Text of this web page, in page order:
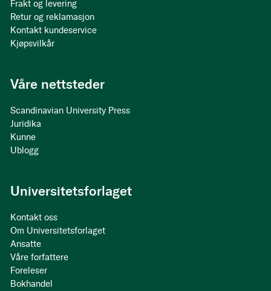
Frakt og levering
Retur og reklamasjon
Kontakt kundeservice
Kjøpsvilkår
Våre nettsteder
Scandinavian University Press
Juridika
Kunne
Ublogg
Universitetsforlaget
Kontakt oss
Om Universitetsforlaget
Ansatte
Våre forfattere
Foreleser
Bokhandel